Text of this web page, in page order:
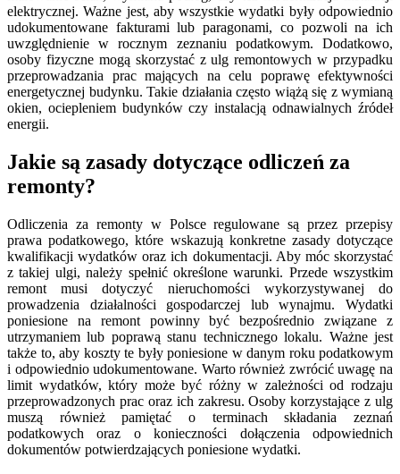
elektrycznej. Ważne jest, aby wszystkie wydatki były odpowiednio
udokumentowane fakturami lub paragonami, co pozwoli na ich
uwzględnienie w rocznym zeznaniu podatkowym. Dodatkowo,
osoby fizyczne mogą skorzystać z ulg remontowych w przypadku
przeprowadzania prac mających na celu poprawę efektywności
energetycznej budynku. Takie działania często wiążą się z wymianą
okien, ociepleniem budynków czy instalacją odnawialnych źródeł
energii.
Jakie są zasady dotyczące odliczeń za
remonty?
Odliczenia za remonty w Polsce regulowane są przez przepisy
prawa podatkowego, które wskazują konkretne zasady dotyczące
kwalifikacji wydatków oraz ich dokumentacji. Aby móc skorzystać
z takiej ulgi, należy spełnić określone warunki. Przede wszystkim
remont musi dotyczyć nieruchomości wykorzystywanej do
prowadzenia działalności gospodarczej lub wynajmu. Wydatki
poniesione na remont powinny być bezpośrednio związane z
utrzymaniem lub poprawą stanu technicznego lokalu. Ważne jest
także to, aby koszty te były poniesione w danym roku podatkowym
i odpowiednio udokumentowane. Warto również zwrócić uwagę na
limit wydatków, który może być różny w zależności od rodzaju
przeprowadzonych prac oraz ich zakresu. Osoby korzystające z ulg
muszą również pamiętać o terminach składania zeznań
podatkowych oraz o konieczności dołączenia odpowiednich
dokumentów potwierdzających poniesione wydatki.